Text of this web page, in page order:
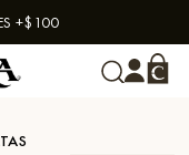
+$100